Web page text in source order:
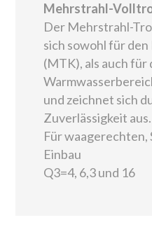
Mehrstrahl-
Der Mehrstrahl-
sich sowohl für
(MTK), als auch für
und zeichnet sich
Zuverlässigkeit aus.
Für
Einbau
Q3=4, 6,3 und 16